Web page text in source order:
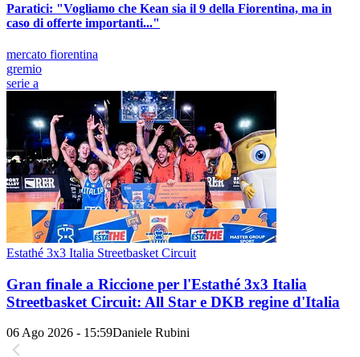
Paratici: "Vogliamo che Kean sia il 9 della Fiorentina, ma in
caso di offerte importanti..."
mercato fiorentina
gremio
serie a
Estathé 3x3 Italia Streetbasket Circuit
Gran finale a Riccione per l'Estathé 3x3 Italia
Streetbasket Circuit: All Star e DKB regine d'Italia
06 Ago 2026 - 15:59Daniele Rubini